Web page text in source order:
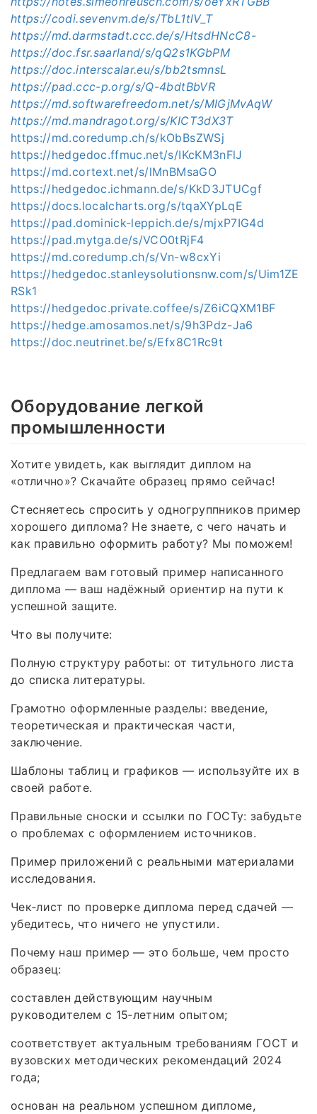
https://codi.sevenvm.de/s/TbL1tlV_T
https://md.darmstadt.ccc.de/s/HtsdHNcC8-
https://doc.fsr.saarland/s/qQ2s1KGbPM
https://doc.interscalar.eu/s/bb2tsmnsL
https://pad.ccc-p.org/s/Q-4bdtBbVR
https://md.softwarefreedom.net/s/MIGjMvAqW
https://md.mandragot.org/s/KICT3dX3T
https://md.coredump.ch/s/kObBsZWSj
https://hedgedoc.ffmuc.net/s/IKcKM3nFlJ
https://md.cortext.net/s/lMnBMsaGO
https://hedgedoc.ichmann.de/s/KkD3JTUCgf
https://docs.localcharts.org/s/tqaXYpLqE
https://pad.dominick-leppich.de/s/mjxP7IG4d
https://pad.mytga.de/s/VCO0tRjF4
https://md.coredump.ch/s/Vn-w8cxYi
https://hedgedoc.stanleysolutionsnw.com/s/Uim1ZE
RSk1
https://hedgedoc.private.coffee/s/Z6iCQXM1BF
https://hedge.amosamos.net/s/9h3Pdz-Ja6
https://doc.neutrinet.be/s/Efx8C1Rc9t
Оборудование легкой
промышленности
Хотите увидеть, как выглядит диплом на
«отлично»? Скачайте образец прямо сейчас!
Стесняетесь спросить у одногруппников пример
хорошего диплома? Не знаете, с чего начать и
как правильно оформить работу? Мы поможем!
Предлагаем вам готовый пример написанного
диплома — ваш надёжный ориентир на пути к
успешной защите.
Что вы получите:
Полную структуру работы: от титульного листа
до списка литературы.
Грамотно оформленные разделы: введение,
теоретическая и практическая части,
заключение.
Шаблоны таблиц и графиков — используйте их в
своей работе.
Правильные сноски и ссылки по ГОСТу: забудьте
о проблемах с оформлением источников.
Пример приложений с реальными материалами
исследования.
Чек‑лист по проверке диплома перед сдачей —
убедитесь, что ничего не упустили.
Почему наш пример — это больше, чем просто
образец:
составлен действующим научным
руководителем с 15‑летним опытом;
соответствует актуальным требованиям ГОСТ и
вузовских методических рекомендаций 2024
года;
основан на реальном успешном дипломе,